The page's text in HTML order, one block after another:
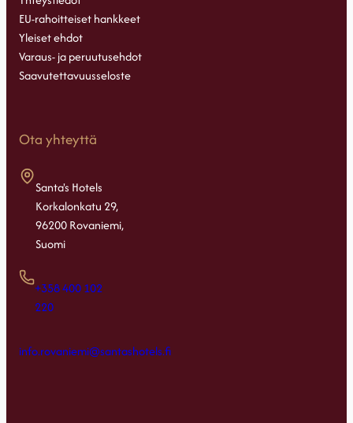
EU-rahoitteiset hankkeet
Yleiset ehdot
Varaus- ja peruutusehdot
Saavutettavuusseloste
Ota yhteyttä
Santa's Hotels
Korkalonkatu 29,
96200 Rovaniemi,
Suomi
+358 400 102
220
info.rovaniemi@santashotels.fi